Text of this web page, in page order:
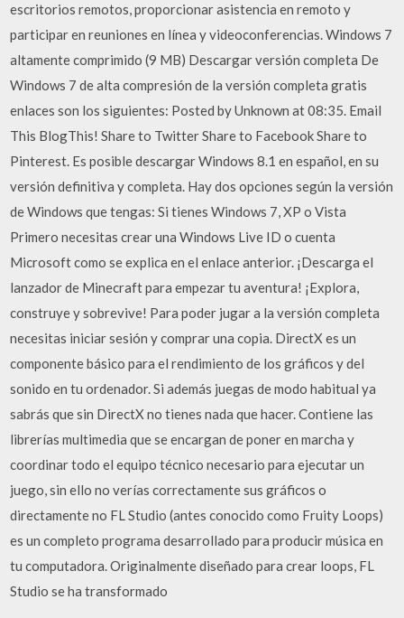
escritorios remotos, proporcionar asistencia en remoto y
participar en reuniones en línea y videoconferencias. Windows 7
altamente comprimido (9 MB) Descargar versión completa De
Windows 7 de alta compresión de la versión completa gratis
enlaces son los siguientes: Posted by Unknown at 08:35. Email
This BlogThis! Share to Twitter Share to Facebook Share to
Pinterest. Es posible descargar Windows 8.1 en español, en su
versión definitiva y completa. Hay dos opciones según la versión
de Windows que tengas: Si tienes Windows 7, XP o Vista
Primero necesitas crear una Windows Live ID o cuenta
Microsoft como se explica en el enlace anterior. ¡Descarga el
lanzador de Minecraft para empezar tu aventura! ¡Explora,
construye y sobrevive! Para poder jugar a la versión completa
necesitas iniciar sesión y comprar una copia. DirectX es un
componente básico para el rendimiento de los gráficos y del
sonido en tu ordenador. Si además juegas de modo habitual ya
sabrás que sin DirectX no tienes nada que hacer. Contiene las
librerías multimedia que se encargan de poner en marcha y
coordinar todo el equipo técnico necesario para ejecutar un
juego, sin ello no verías correctamente sus gráficos o
directamente no FL Studio (antes conocido como Fruity Loops)
es un completo programa desarrollado para producir música en
tu computadora. Originalmente diseñado para crear loops, FL
Studio se ha transformado